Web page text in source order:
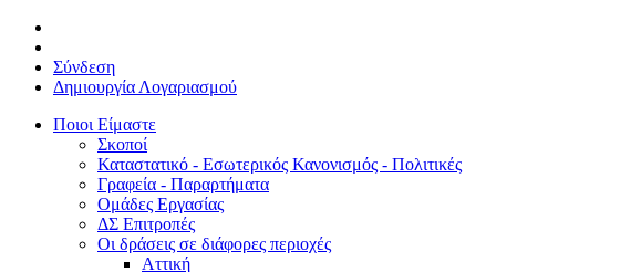
Σύνδεση
Δημιουργία Λογαριασμού
Ποιοι Είμαστε
Σκοποί
Καταστατικό - Εσωτερικός Κανονισμός - Πολιτικές
Γραφεία - Παραρτήματα
Ομάδες Εργασίας
ΔΣ Επιτροπές
Οι δράσεις σε διάφορες περιοχές
Αττική